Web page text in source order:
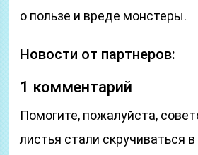
о пользе и вреде монстеры.
Новости от партнеров:
1 комментарий
Помогите, пожалуйста,
листья стали скручиваться